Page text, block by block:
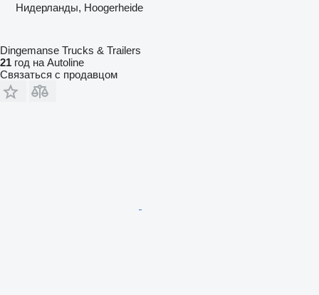
Нидерланды, Hoogerheide
Dingemanse Trucks & Trailers
21 год на Autoline
Связаться с продавцом